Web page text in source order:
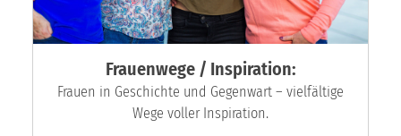
Frauenwege / Inspiration:
Frauen in Geschichte und Gegenwart – vielfältige
Wege voller Inspiration.